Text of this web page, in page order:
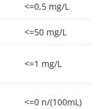
<=0,5 mg/L
<=50 mg/L
<=1 mg/L
<=0 n/(100mL)